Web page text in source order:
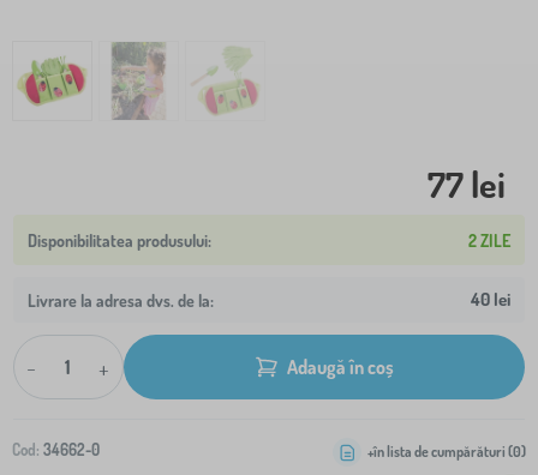
77 lei
2 ZILE
Livrare la adresa dvs. de la: 40 lei
- + Adaugă în coș
Cod: 34662-0 +în lista de cumpărături (0)